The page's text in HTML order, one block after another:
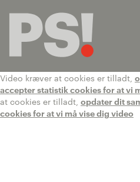
Video kræver at cookies er tilladt,
accepter statistik cookies for at vi
at cookies er tilladt, opdater dit
cookies for at vi må vise dig video